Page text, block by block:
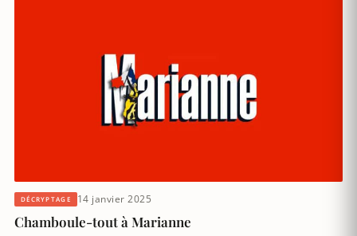
DÉCRYPTAGE 14 janvier 2025
Chamboule-tout à Marianne